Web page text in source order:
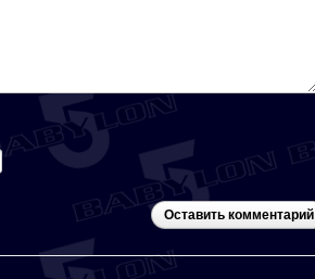
Оставить комментарий